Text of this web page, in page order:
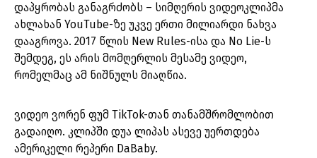
დაპყრობას განაგრძობს – სიმღერის ვიდეოკლიპმა
ახლახან YouTube-ზე უკვე ერთი მილიარდი ნახვა
დააგროვა. 2017 წლის New Rules-ისა და No Lie-ს
შემდეგ, ეს არის მომღერლის მესამე ვიდეო,
რომელმაც ამ ნიშნულს მიაღწია.
ვიდეო ვორენ ფუმ TikTok-თან თანამშრომლობით
გადაიღო. კლიპში დუა ლიპას ასევე უერთდება
ამერიკელი რეპერი DaBaby.